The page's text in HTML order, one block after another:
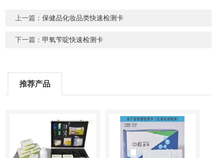
上一篇：保健品化妆品类快速检测卡
下一篇： 甲氧苄啶快速检测卡
推荐产品